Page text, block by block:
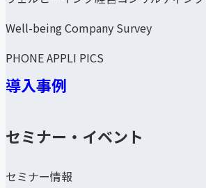
Well-being Company Survey
PHONE APPLI PICS
導入事例
セミナー・イベント
セミナー情報